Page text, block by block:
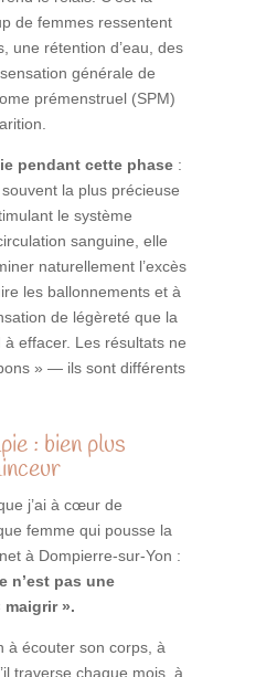
de femmes ressentent
une rétention d’eau, des
générale de
prémenstruel (SPM)
pendant cette phase:
souvent la plus précieuse
le système
sanguine, elle
naturellement l’excès
les ballonnements et à
de légèreté que la
effacer. Les résultats ne
» — ils sont différents
: bien plus
j’ai à cœur de
femme qui pousse la
à Dompierre-sur-Yon :
n’est pas une
».
à écouter son corps, à
traverse chaque mois, à